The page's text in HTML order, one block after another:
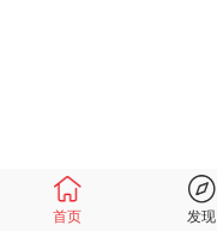
首页 发现